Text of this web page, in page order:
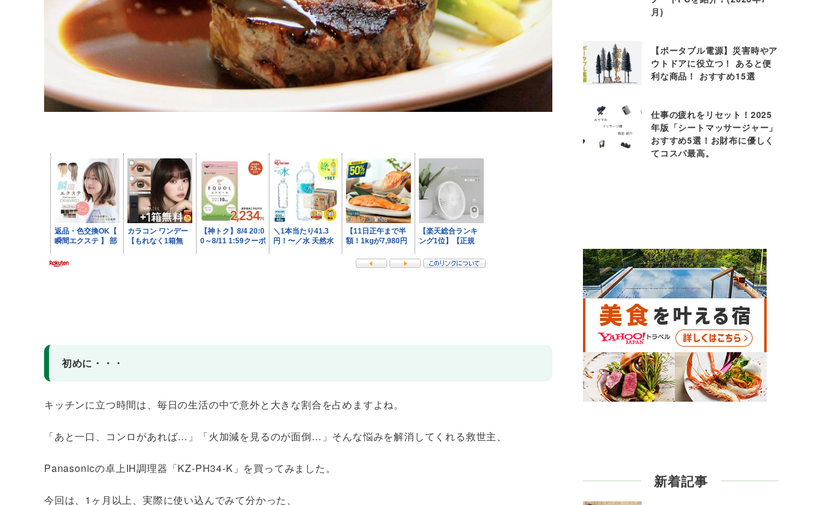
初めに・・・
キッチンに立つ時間は、毎日の生活の中で意外と大きな割合を占めますよね。
「あと一口、コンロがあれば…」「火加減を見るのが面倒…」そんな悩みを解消してくれる救世主、
Panasonicの卓上IH調理器「KZ-PH34-K」を買ってみました。
今回は、1ヶ月以上、実際に使い込んでみて分かった、
月)
【ポータブル電源】災害時やア
ウトドアに役立つ！ あると便
利な商品！ おすすめ15選
仕事の疲れをリセット！2025
年版「シートマッサージャー」
おすすめ5選！お財布に優しく
てコスパ最高。
新着記事